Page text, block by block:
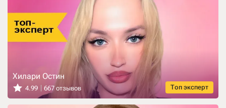
Топ эксперт
Хилари Остин
4.99 667 отзывов